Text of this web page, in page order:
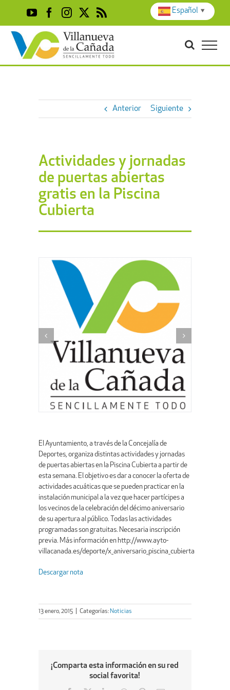
content
YouTubeFacebook
Instagram
X Rss
Anterior Siguiente
Actividades y jornadas
de puertas abiertas
gratis en la Piscina
Cubierta
El Ayuntamiento, a través de la Concejalía de
Deportes, organiza distintas actividades y jornadas
de puertas abiertas en la Piscina Cubierta a partir de
esta semana. El objetivo es dar a conocer la oferta de
actividades acuáticas que se pueden practicar en la
instalación municipal a la vez que hacer partícipes a
los vecinos de la celebración del décimo aniversario
de su apertura al público. Todas las actividades
programadas son gratuitas. Necesaria inscripción
previa. Más información en http://www.ayto-
villacanada.es/deporte/x_aniversario_piscina_cubierta
Descargar nota
13 enero, 2015 Categorías: Noticias
¡Comparta esta información en su red
social favorita!
Español ▼